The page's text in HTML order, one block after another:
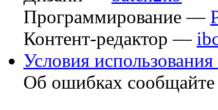
Программирование —
Контент-редактор —
Условия использования
Об ошибках